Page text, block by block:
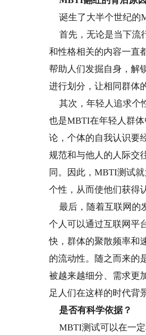
诞生了大半个世纪的
首先，无论是当下流
和性格相关的内容一直
帮助人们发掘自身，解
进行划分，让相同群体
其次，年轻人追求个
也是MBTI在年轻人群
论，个体的自我认识要
规范和与他人的人际交
同。因此，MBTI测试
个性，从而使他们获得
最后，随着互联网的
个人可以通过互联网平
快，群体的聚散频率和
的流动性。随之而来的
被越来越细分、需求更
足人们在这样的时代背
是否有科学依据？
MBTI测试可以在一定